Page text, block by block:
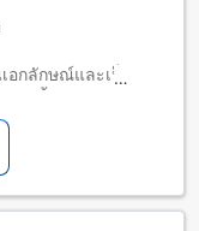
อกลักษณ์และเป็น
ช้เวลาเดินทางเพียง
หมด 20 ห้อง ที่พัก
นไป และเช็คเอาท์
สร้างขึ้นในปี 2017
ใช้จ่ายเพิ่มเติม